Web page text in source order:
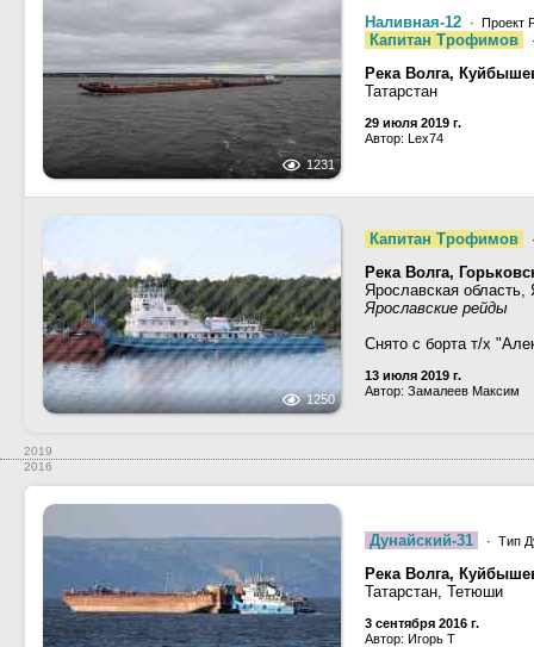
1231
Наливная-12 · Проект
Капитан Трофимов
Река Волга,
Татарстан
29 июля 2019 г.
Автор: Lex74
1250
Капитан Трофимов
Река Волга,
Ярославская область,
Ярославские рейды
Снято с борта т/х
13 июля 2019 г.
Автор: Замалеев Максим
2019
2016
Дунайский-31 · Тип
Река Волга,
Татарстан, Тетюши
3 сентября 2016 г.
Автор: Игорь Т